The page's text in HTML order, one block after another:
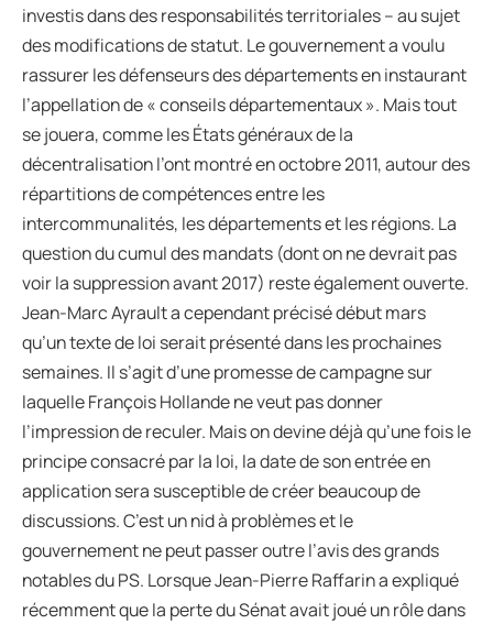
investis dans des responsabilités territoriales – au sujet
des modifications de statut. Le gouvernement a voulu
rassurer les défenseurs des départements en instaurant
l’appellation de « conseils départementaux ». Mais tout
se jouera, comme les États généraux de la
décentralisation l’ont montré en octobre 2011, autour des
répartitions de compétences entre les
intercommunalités, les départements et les régions. La
question du cumul des mandats (dont on ne devrait pas
voir la suppression avant 2017) reste également ouverte.
Jean-Marc Ayrault a cependant précisé début mars
qu’un texte de loi serait présenté dans les prochaines
semaines. Il s’agit d’une promesse de campagne sur
laquelle François Hollande ne veut pas donner
l’impression de reculer. Mais on devine déjà qu’une fois le
principe consacré par la loi, la date de son entrée en
application sera susceptible de créer beaucoup de
discussions. C’est un nid à problèmes et le
gouvernement ne peut passer outre l’avis des grands
notables du PS. Lorsque Jean-Pierre Raffarin a expliqué
récemment que la perte du Sénat avait joué un rôle dans